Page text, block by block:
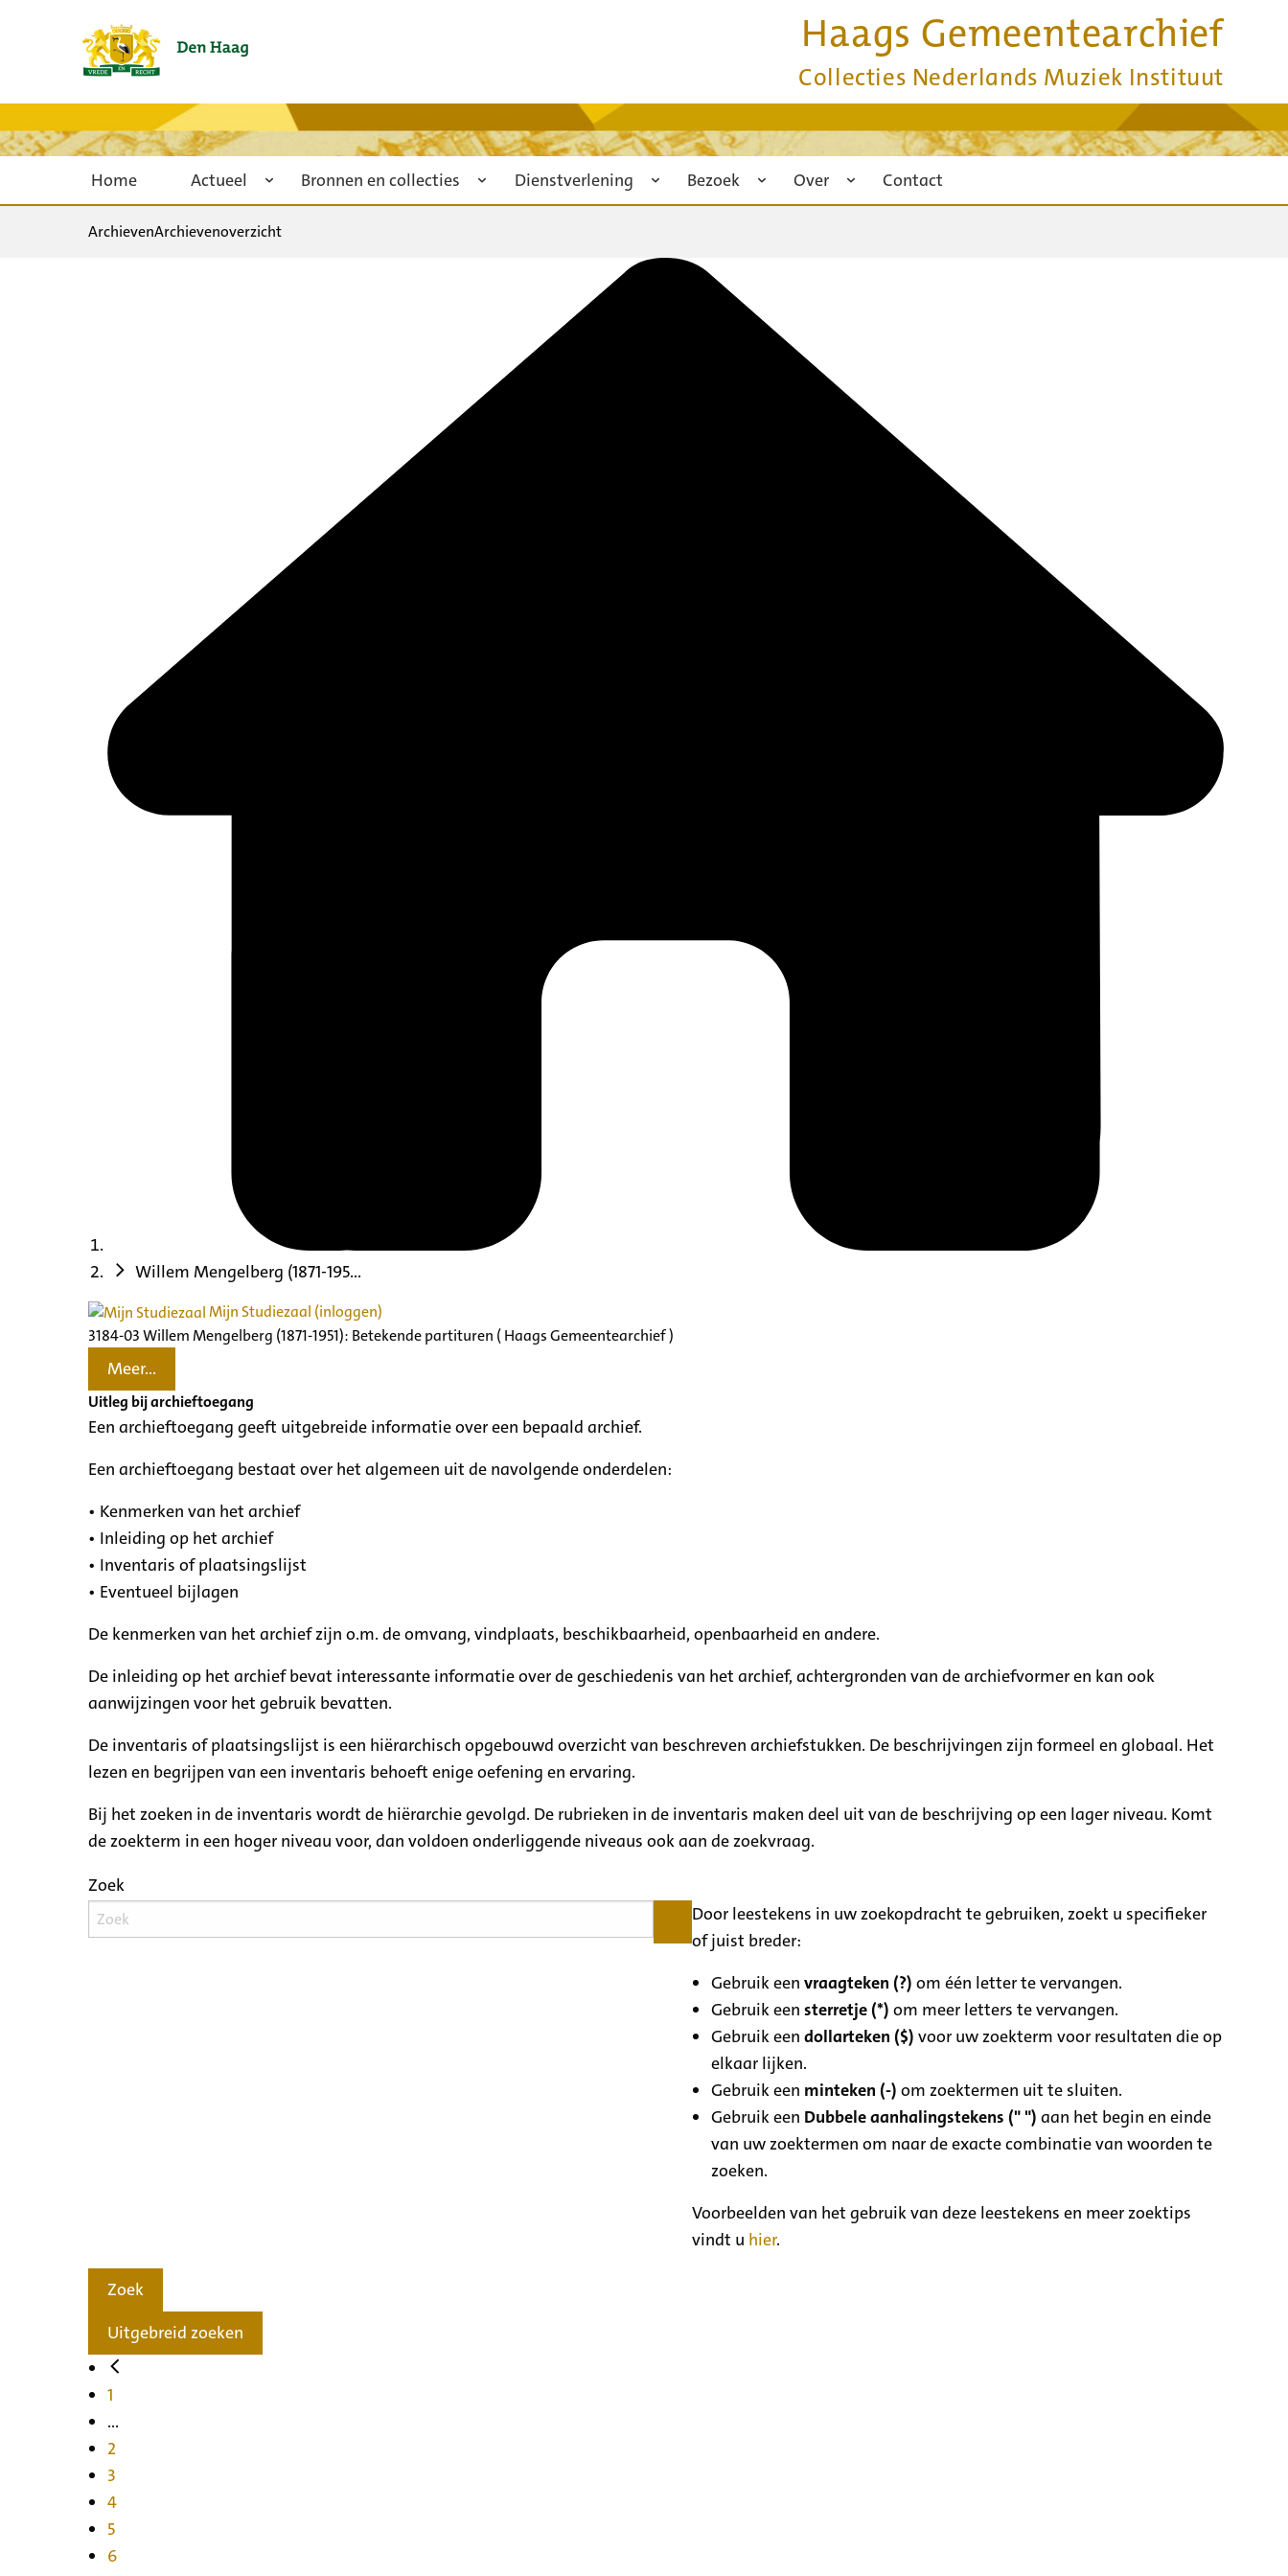
Haags Gemeentearchief
Collecties Nederlands Muziek Instituut
Home Actueel Bronnen en collecties Dienstverlening Bezoek Over Contact
ArchievenArchievenoverzicht
Willem Mengelberg (1871-195...
Mijn Studiezaal (inloggen)
3184-03 Willem Mengelberg (1871-1951): Betekende partituren ( Haags Gemeentearchief )
Meer...
Uitleg bij archieftoegang
Een archieftoegang geeft uitgebreide informatie over een bepaald archief.
Een archieftoegang bestaat over het algemeen uit de navolgende onderdelen:
• Kenmerken van het archief
• Inleiding op het archief
• Inventaris of plaatsingslijst
• Eventueel bijlagen
De kenmerken van het archief zijn o.m. de omvang, vindplaats, beschikbaarheid, openbaarheid en andere.
De inleiding op het archief bevat interessante informatie over de geschiedenis van het archief, achtergronden van de archiefvormer en kan ook
aanwijzingen voor het gebruik bevatten.
De inventaris of plaatsingslijst is een hiërarchisch opgebouwd overzicht van beschreven archiefstukken. De beschrijvingen zijn formeel en globaal. Het
lezen en begrijpen van een inventaris behoeft enige oefening en ervaring.
Bij het zoeken in de inventaris wordt de hiërarchie gevolgd. De rubrieken in de inventaris maken deel uit van de beschrijving op een lager niveau. Komt
de zoekterm in een hoger niveau voor, dan voldoen onderliggende niveaus ook aan de zoekvraag.
Zoek
Door leestekens in uw zoekopdracht te gebruiken, zoekt u specifieker
of juist breder:
Gebruik eenvraagteken (?) om één letter te vervangen.
Gebruik eensterretje (*) om meer letters te vervangen.
Gebruik eendollarteken ($) voor uw zoekterm voor resultaten die op
elkaar lijken.
Gebruik een minteken (-) om zoektermen uit te sluiten.
Gebruik een Dubbele aanhalingstekens (" ") aan het begin en einde
van uw zoektermen om naar de exacte combinatie van woorden te
zoeken.
Voorbeelden van het gebruik van deze leestekens en meer zoektips
vindt u hier.
Zoek
Uitgebreid zoeken
1
...
2
3
4
5
6